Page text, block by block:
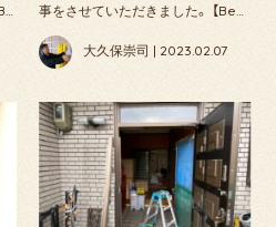
事をさせていただきました。 【Be…
大久保崇司 | 2023.02.07